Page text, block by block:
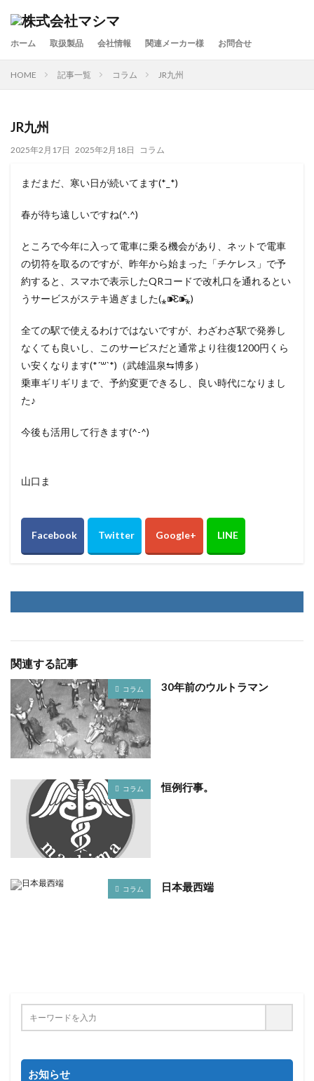
ホーム 取扱製品 会社情報 関連メーカー様 お問合せ
HOME 記事一覧 コラム JR九州
JR九州
2025年2月17日 2025年2月18日 コラム
まだまだ、寒い日が続いてます(*_*)
春が待ち遠しいですね(^.^)
ところで今年に入って電車に乗る機会があり、ネットで電車
の切符を取るのですが、昨年から始まった「チケレス」で予
約すると、スマホで表示したQRコードで改札口を通れるとい
うサービスがステキ過ぎました(⁎⁍̴̆Ɛ⁍̴̆⁎)
全ての駅で使えるわけではないですが、わざわざ駅で発券し
なくても良いし、このサービスだと通常より往復1200円くら
い安くなります(*´꒳`*)（武雄温泉⇆博多）
乗車ギリギリまで、予約変更できるし、良い時代になりまし
た♪
今後も活用して行きます(^-^)
山口ま
関連する記事
コラム 30年前のウルトラマン
コラム 恒例行事。
コラム 日本最西端
お知らせ
カテゴリー
検索